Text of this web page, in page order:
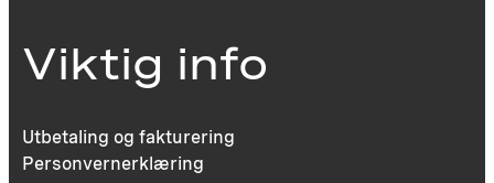
Viktig info
Utbetaling og fakturering
Personvernerklæring